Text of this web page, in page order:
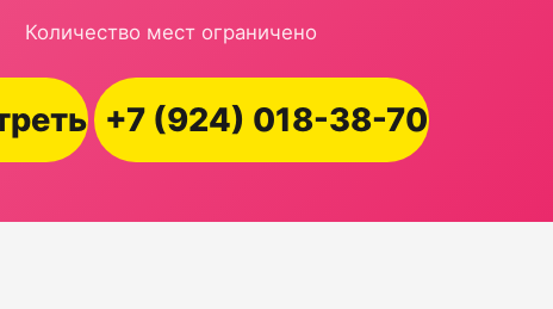
Количество мест ограничено
+7 (924) 018-38-70